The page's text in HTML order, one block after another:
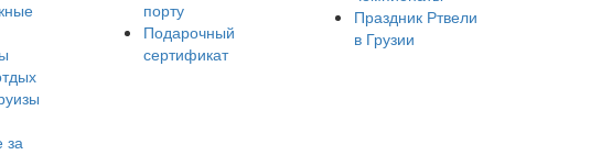
за
порту
Подарочный
сертификат
Праздник Ртвели
в Грузии